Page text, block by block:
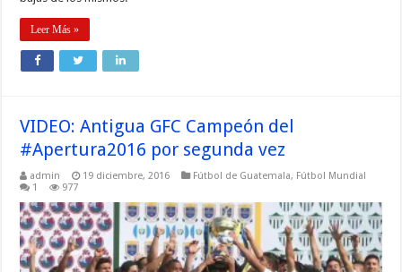
Leer Más »
VIDEO: Antigua GFC Campeón del
#Apertura2016 por segunda vez
admin 19 diciembre, 2016 Fútbol de Guatemala, Fútbol Mundial
1
977